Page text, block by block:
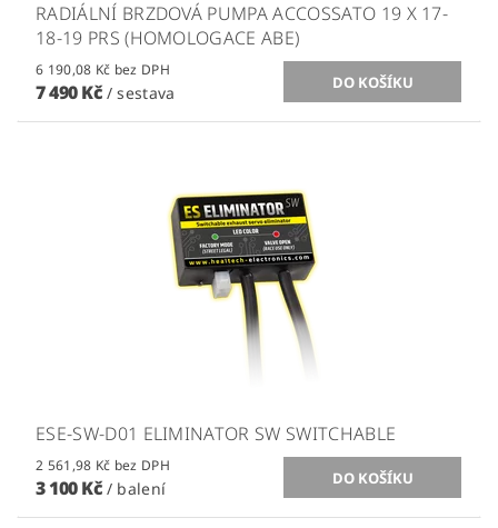
RADIÁLNÍ BRZDOVÁ PUMPA ACCOSSATO 19 X 17-
18-19 PRS (HOMOLOGACE ABE)
6 190,08 Kč bez DPH
7 490 Kč / sestava
ESE-SW-D01 ELIMINATOR SW SWITCHABLE
2 561,98 Kč bez DPH
3 100 Kč / balení